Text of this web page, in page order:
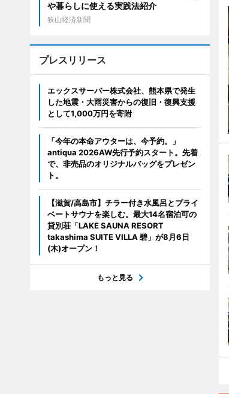
や暮らしに使える実践法紹介
狭山経済新聞
プレスリリース
エックスサーバー株式会社、熊本県で発生
した地震・大雨災害からの復旧・復興支援
として1,000万円を寄附
「今年の本命アウターは、今予約。」
antiqua 2026AW先行予約スタート。先着
で、非売品のオリジナルバッグをプレゼン
ト。
【滋賀/高島市】チラー付き水風呂とプライ
ベートサウナを楽しむ。最大14名宿泊可の
貸別荘「LAKE SAUNA RESORT
takashima SUITE VILLA 碧」が8月6日
(木)オープン！
もっと見る